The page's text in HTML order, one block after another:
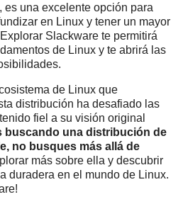
, es una excelente opción para
en Linux y tener un mayor
Slackware te permitirá
de Linux y te abrirá las
de Linux que
distribución ha desafiado las
fiel a su visión original
buscando una distribución de
no busques más allá de
más sobre ella y descubrir
duradera en el mundo de Linux.